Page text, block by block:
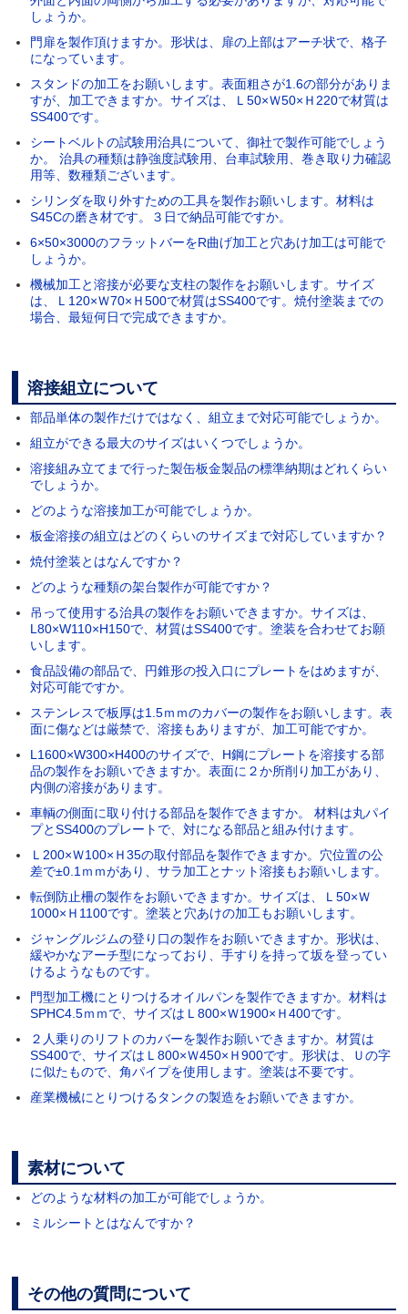
しょうか。
門扉を製作頂けますか。形状は、扉の上部はアーチ状で、格子
になっています。
スタンドの加工をお願いします。表面粗さが1.6の部分がありま
すが、加工できますか。サイズは、Ｌ50×Ｗ50×Ｈ220で材質は
SS400です。
シートベルトの試験用治具について、御社で製作可能でしょう
か。 治具の種類は静強度試験用、台車試験用、巻き取り力確認
用等、数種類ございます。
シリンダを取り外すための工具を製作お願いします。材料は
S45Cの磨き材です。３日で納品可能ですか。
6×50×3000のフラットバーをR曲げ加工と穴あけ加工は可能で
しょうか。
機械加工と溶接が必要な支柱の製作をお願いします。サイズ
は、Ｌ120×Ｗ70×Ｈ500で材質はSS400です。焼付塗装までの
場合、最短何日で完成できますか。
溶接組立について
部品単体の製作だけではなく、組立まで対応可能でしょうか。
組立ができる最大のサイズはいくつでしょうか。
溶接組み立てまで行った製缶板金製品の標準納期はどれくらい
でしょうか。
どのような溶接加工が可能でしょうか。
板金溶接の組立はどのくらいのサイズまで対応していますか？
焼付塗装とはなんですか？
どのような種類の架台製作が可能ですか？
吊って使用する治具の製作をお願いできますか。サイズは、
L80×W110×H150で、材質はSS400です。塗装を合わせてお願
いします。
食品設備の部品で、円錐形の投入口にプレートをはめますが、
対応可能ですか。
ステンレスで板厚は1.5ｍｍのカバーの製作をお願いします。表
面に傷などは厳禁で、溶接もありますが、加工可能ですか。
L1600×W300×H400のサイズで、H鋼にプレートを溶接する部
品の製作をお願いできますか。表面に２か所削り加工があり、
内側の溶接があります。
車輌の側面に取り付ける部品を製作できますか。 材料は丸パイ
プとSS400のプレートで、対になる部品と組み付けます。
Ｌ200×Ｗ100×Ｈ35の取付部品を製作できますか。穴位置の公
差で±0.1ｍｍがあり、サラ加工とナット溶接もお願いします。
転倒防止柵の製作をお願いできますか。サイズは、Ｌ50×Ｗ
1000×Ｈ1100です。塗装と穴あけの加工もお願いします。
ジャングルジムの登り口の製作をお願いできますか。形状は、
緩やかなアーチ型になっており、手すりを持って坂を登ってい
けるようなものです。
門型加工機にとりつけるオイルパンを製作できますか。材料は
SPHC4.5ｍｍで、サイズはＬ800×Ｗ1900×Ｈ400です。
２人乗りのリフトのカバーを製作お願いできますか。材質は
SS400で、サイズはＬ800×Ｗ450×Ｈ900です。形状は、Ｕの字
に似たもので、角パイプを使用します。塗装は不要です。
産業機械にとりつけるタンクの製造をお願いできますか。
素材について
どのような材料の加工が可能でしょうか。
ミルシートとはなんですか？
その他の質問について